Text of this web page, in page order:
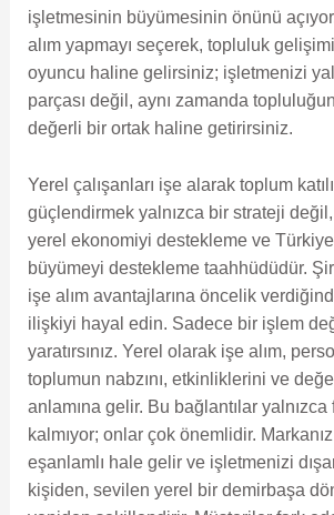
işletmesinin büyümesinin önünü
alım yapmayı seçerek, topluluk
oyuncu haline gelirsiniz; işletmenizi
parçası değil, aynı zamanda
değerli bir ortak haline getirirsiniz.
Yerel çalışanları işe alarak toplum
güçlendirmek yalnızca bir strateji
yerel ekonomiyi destekleme ve
büyümeyi destekleme taahhüdüdür.
işe alım avantajlarına öncelik
ilişkiyi hayal edin. Sadece bir işlem
yaratırsınız. Yerel olarak işe alım,
toplumun nabzını, etkinliklerini ve
anlamına gelir. Bu bağlantılar yalnızca
kalmıyor; onlar çok önemlidir.
eşanlamlı hale gelir ve işletmenizi
kişiden, sevilen yerel bir demirbaşa